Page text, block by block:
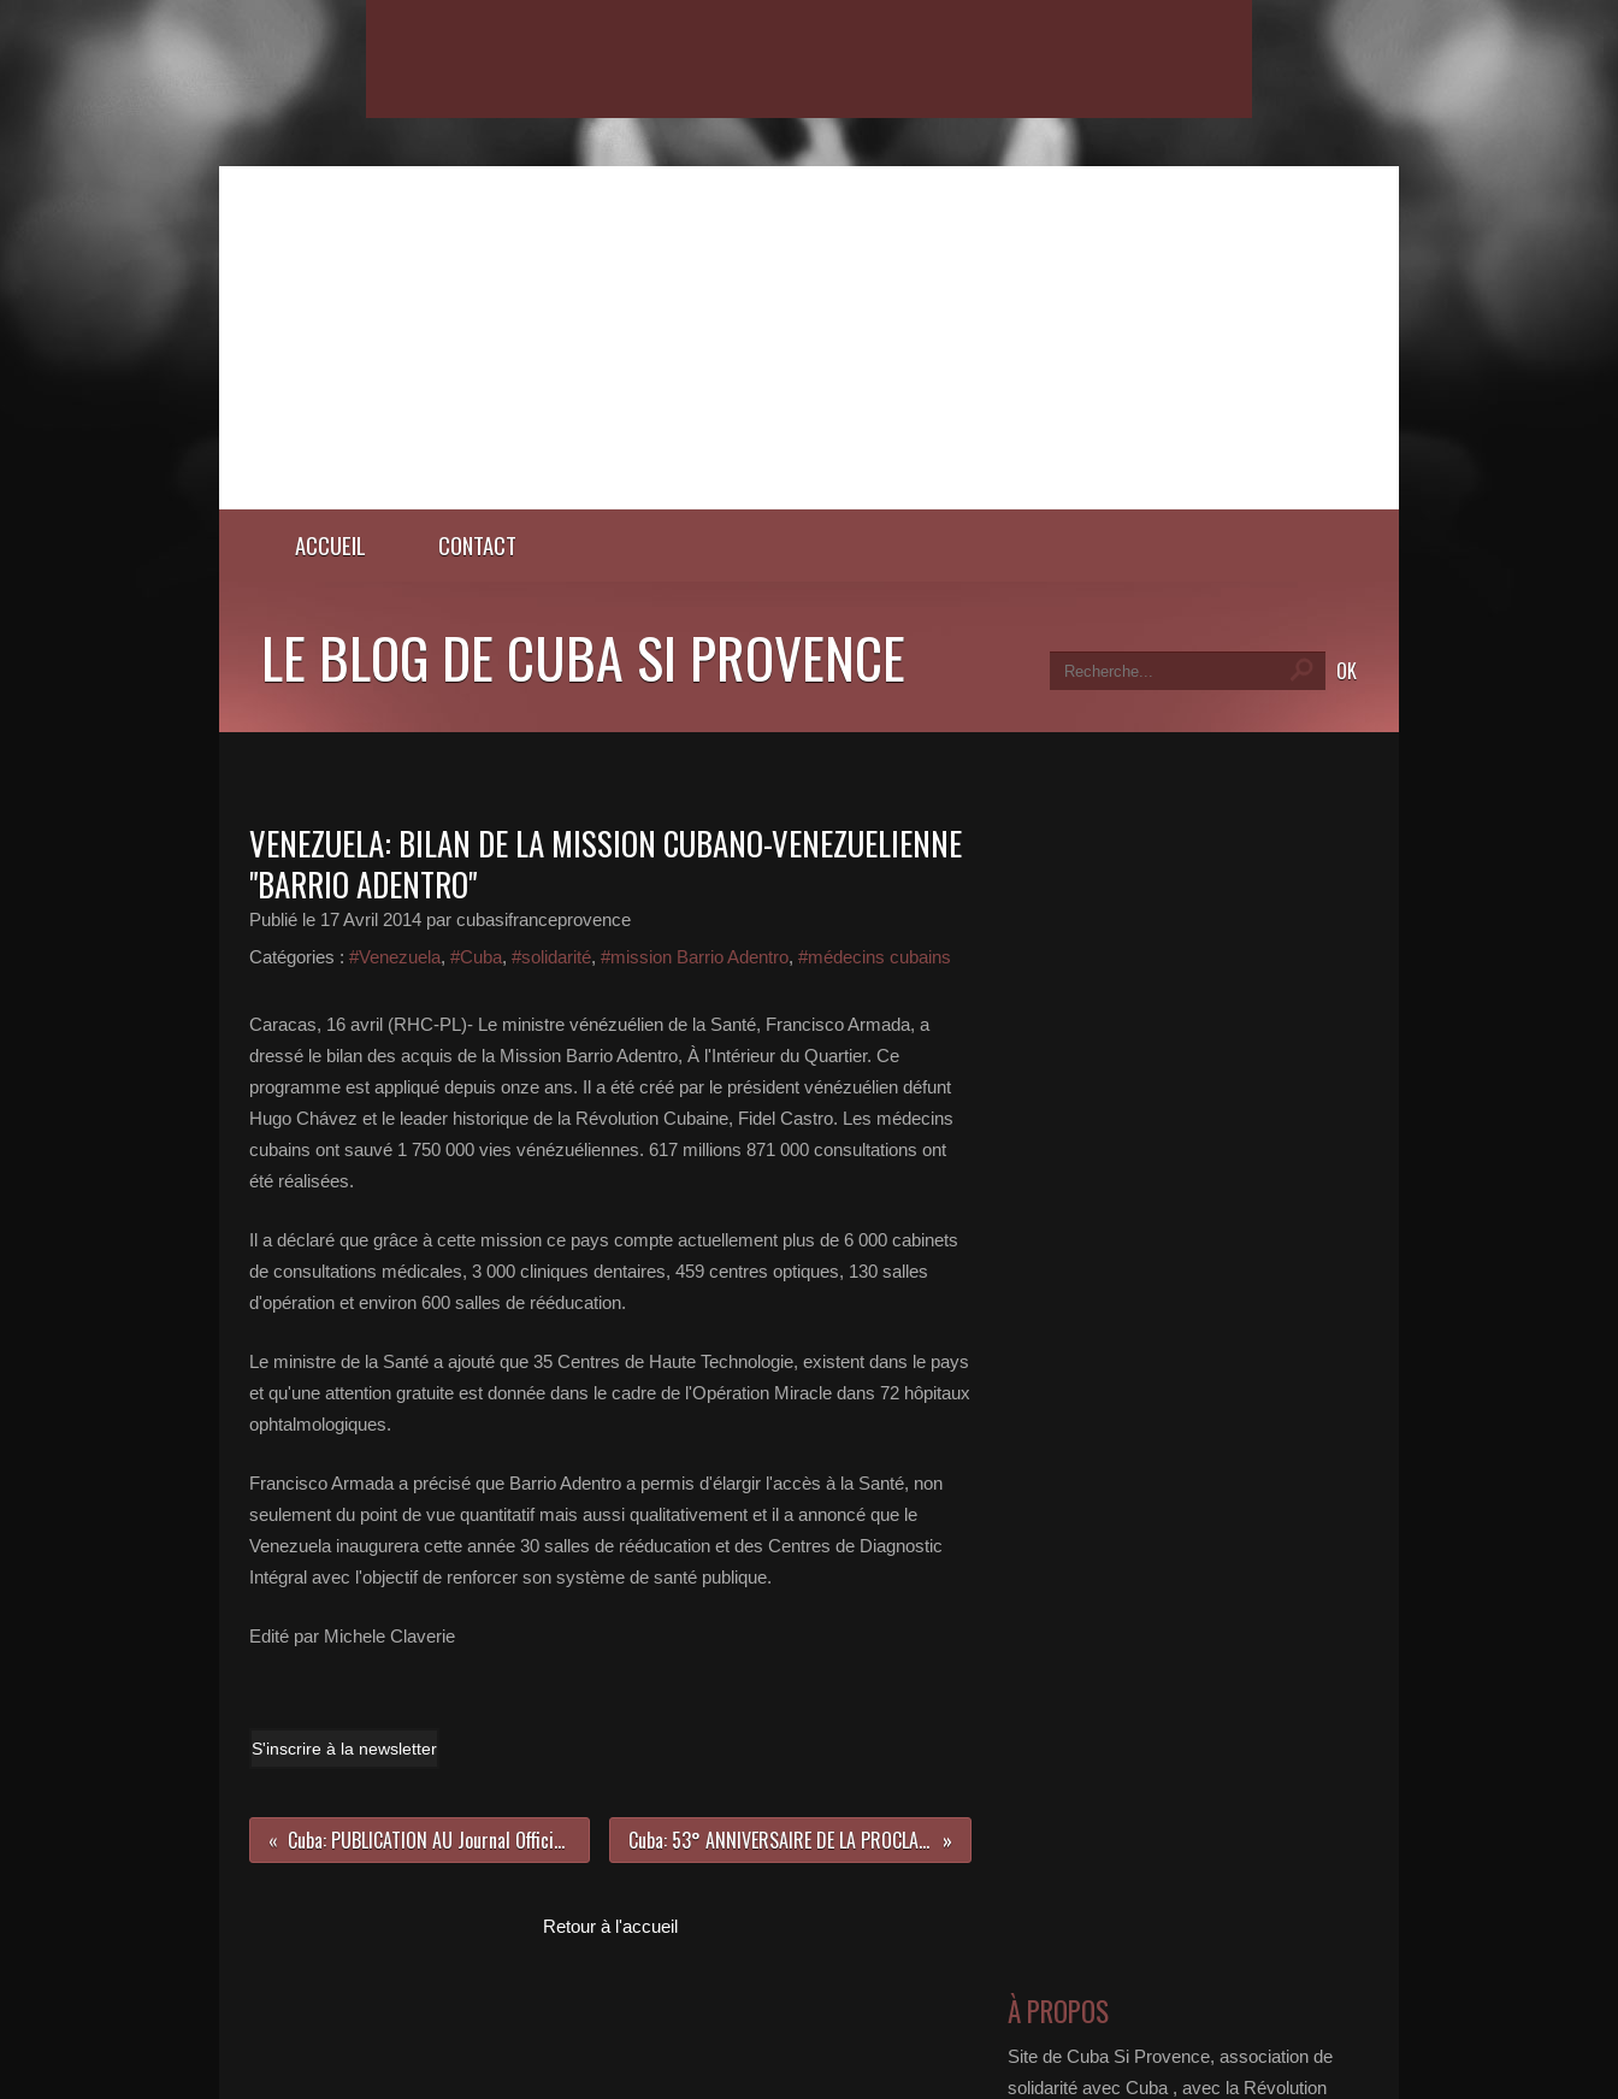
ACCUEIL CONTACT
LE BLOG DE CUBA SI PROVENCE
VENEZUELA: BILAN DE LA MISSION CUBANO-VENEZUELIENNE
"BARRIO ADENTRO"
Publié le 17 Avril 2014 par cubasifranceprovence
Catégories : #Venezuela, #Cuba, #solidarité, #mission Barrio Adentro, #médecins cubains
Caracas, 16 avril (RHC-PL)- Le ministre vénézuélien de la Santé, Francisco Armada, a
dressé le bilan des acquis de la Mission Barrio Adentro, À l'Intérieur du Quartier. Ce
programme est appliqué depuis onze ans. Il a été créé par le président vénézuélien défunt
Hugo Chávez et le leader historique de la Révolution Cubaine, Fidel Castro. Les médecins
cubains ont sauvé 1 750 000 vies vénézuéliennes. 617 millions 871 000 consultations ont
été réalisées.
Il a déclaré que grâce à cette mission ce pays compte actuellement plus de 6 000 cabinets
de consultations médicales, 3 000 cliniques dentaires, 459 centres optiques, 130 salles
d'opération et environ 600 salles de rééducation.
Le ministre de la Santé a ajouté que 35 Centres de Haute Technologie, existent dans le pays
et qu'une attention gratuite est donnée dans le cadre de l'Opération Miracle dans 72 hôpitaux
ophtalmologiques.
Francisco Armada a précisé que Barrio Adentro a permis d'élargir l'accès à la Santé, non
seulement du point de vue quantitatif mais aussi qualitativement et il a annoncé que le
Venezuela inaugurera cette année 30 salles de rééducation et des Centres de Diagnostic
Intégral avec l'objectif de renforcer son système de santé publique.
Edité par Michele Claverie
S'inscrire à la newsletter
Cuba: PUBLICATION AU Journal Officiel DE LA LOI SUR LES INVESTISSEMENTS ETRANGERS Cuba: 53° ANNIVERSAIRE DE LA PROCLAMATION DU CARACTERE SOCIALISTE DE LA REVOLUTION
Retour à l'accueil
À PROPOS
Site de Cuba Si Provence, association de
solidarité avec Cuba , avec la Révolution